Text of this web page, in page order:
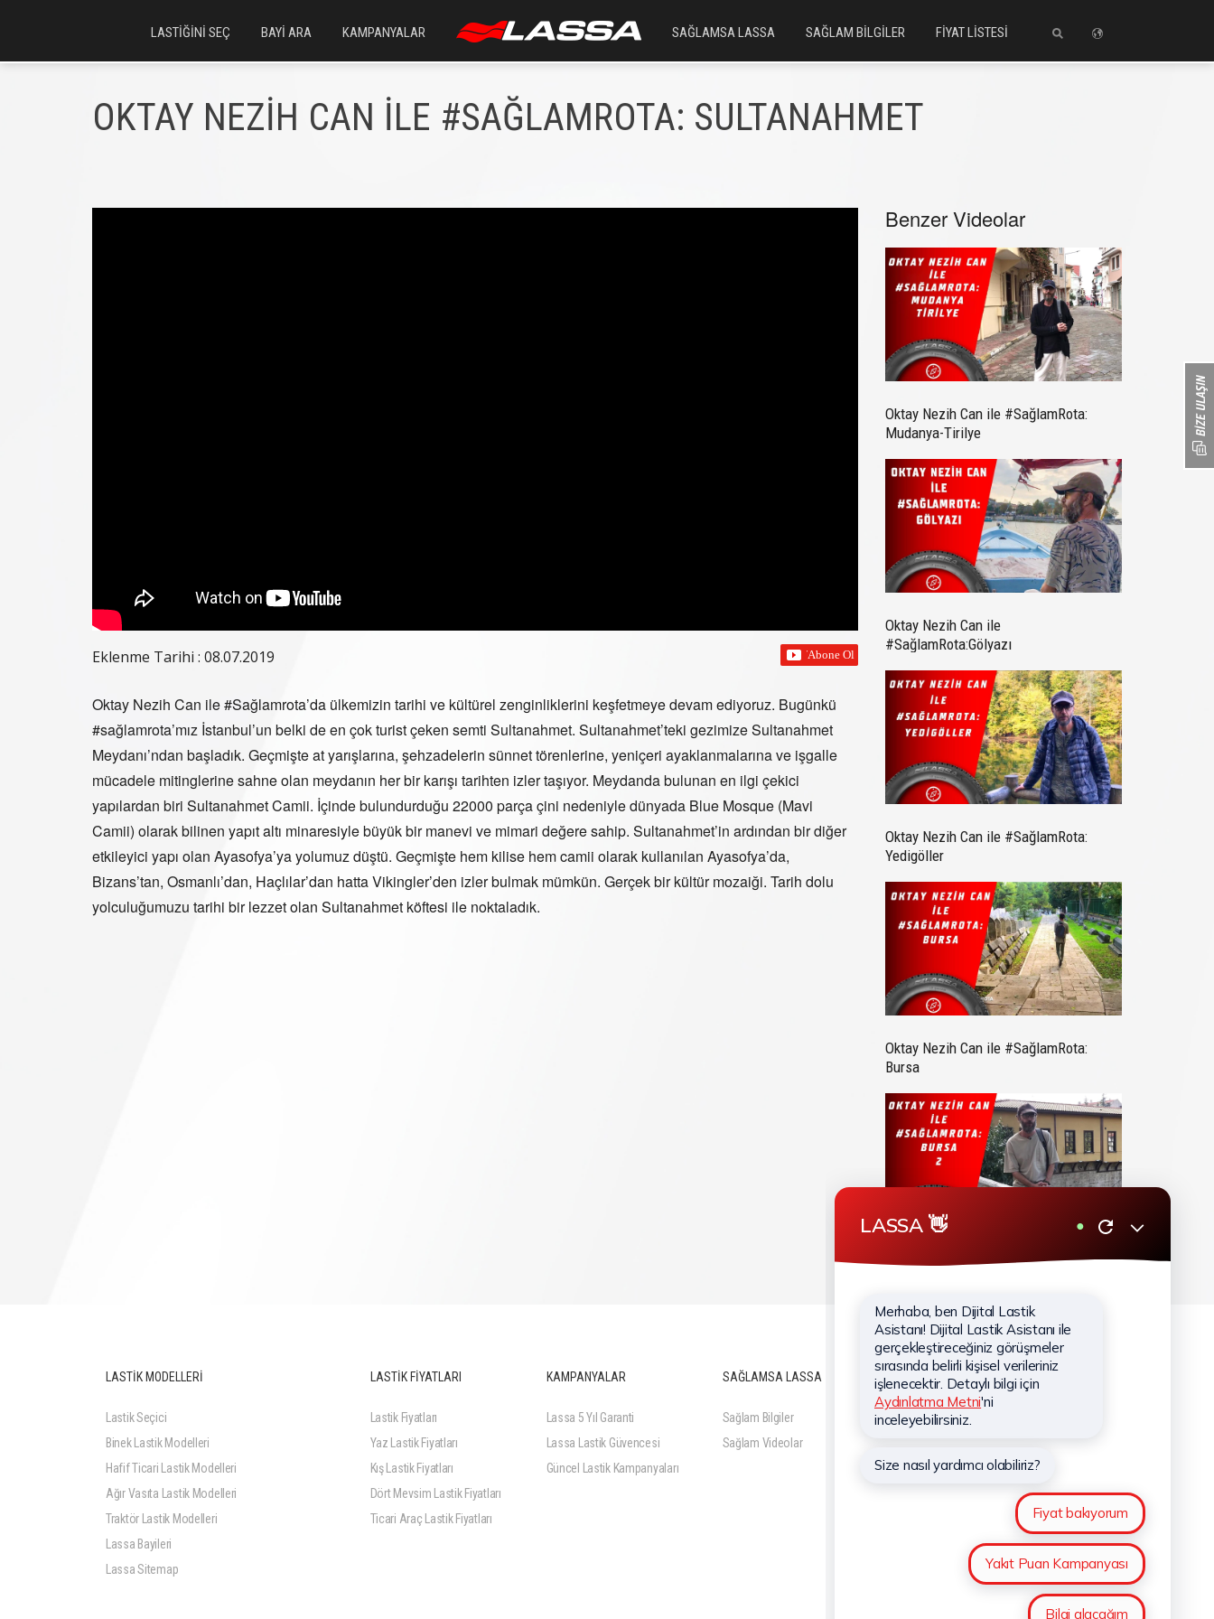
LASTİĞİNİ SEÇ BAYİ ARA KAMPANYALAR SAĞLAMSA LASSA SAĞLAM BİLGİLER FİYAT LİSTESİ
OKTAY NEZİH CAN İLE #SAĞLAMROTA: SULTANAHMET
Eklenme Tarihi : 08.07.2019
Oktay Nezih Can ile #Sağlamrota’da ülkemizin tarihi ve kültürel zenginliklerini keşfetmeye devam ediyoruz. Bugünkü
#sağlamrota’mız İstanbul’un belki de en çok turist çeken semti Sultanahmet. Sultanahmet’teki gezimize Sultanahmet
Meydanı’ndan başladık. Geçmişte at yarışlarına, şehzadelerin sünnet törenlerine, yeniçeri ayaklanmalarına ve işgalle
mücadele mitinglerine sahne olan meydanın her bir karışı tarihten izler taşıyor. Meydanda bulunan en ilgi çekici
yapılardan biri Sultanahmet Camii. İçinde bulundurduğu 22000 parça çini nedeniyle dünyada Blue Mosque (Mavi
Camii) olarak bilinen yapıt altı minaresiyle büyük bir manevi ve mimari değere sahip. Sultanahmet’in ardından bir diğer
etkileyici yapı olan Ayasofya’ya yolumuz düştü. Geçmişte hem kilise hem camii olarak kullanılan Ayasofya’da,
Bizans’tan, Osmanlı’dan, Haçlılar’dan hatta Vikingler’den izler bulmak mümkün. Gerçek bir kültür mozaiği. Tarih dolu
yolculuğumuzu tarihi bir lezzet olan Sultanahmet köftesi ile noktaladık.
Benzer Videolar
Oktay Nezih Can ile #SağlamRota:
Mudanya-Tirilye
Oktay Nezih Can ile
#SağlamRota:Gölyazı
Oktay Nezih Can ile #SağlamRota:
Yedigöller
Oktay Nezih Can ile #SağlamRota:
Bursa
Oktay Nezih Can ile #SağlamRota:
LASTİK MODELLERİ
Lastik Seçici
Binek Lastik Modelleri
Hafif Ticari Lastik Modelleri
Ağır Vasıta Lastik Modelleri
Traktör Lastik Modelleri
Lassa Bayileri
Lassa Sitemap
LASTİK FİYATLARI
Lastik Fiyatları
Yaz Lastik Fiyatları
Kış Lastik Fiyatları
Dört Mevsim Lastik Fiyatları
Ticari Araç Lastik Fiyatları
KAMPANYALAR
Lassa 5 Yıl Garanti
Lassa Lastik Güvencesi
Güncel Lastik Kampanyaları
SAĞLAMSA LASSA
Sağlam Bilgiler
Sağlam Videolar
KURUMSAL
Hakkımızda
Haberler
Kişisel Verilerin Korunması